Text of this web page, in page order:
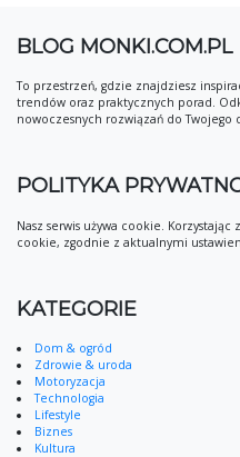
BLOG MONKI.COM.PL
To przestrzeń, gdzie znajdziesz
trendów oraz praktycznych porad.
nowoczesnych rozwiązań do Twojego
POLITYKA
Nasz serwis używa cookie. Korzystając
cookie, zgodnie z aktualnymi
KATEGORIE
Dom & ogród
Zdrowie & uroda
Motoryzacja
Technologia
Lifestyle
Biznes
Kultura